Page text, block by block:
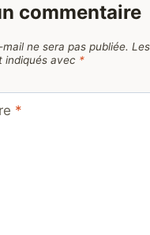
commentaire
ne sera pas publiée.
indiqués avec *
*